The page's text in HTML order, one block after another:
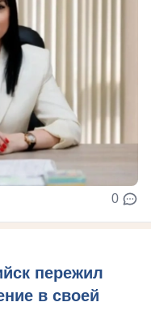
0
пережил
в своей